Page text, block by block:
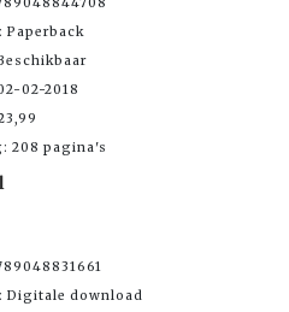
Paperback
02-2018
208 pagina's
Digitale download